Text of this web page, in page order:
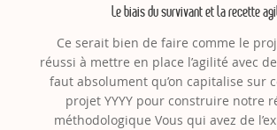
Le biais du survivant et la recette
Ce serait bien de faire comme le
réussi à mettre en place l’agilité avec
faut absolument qu’on capitalise sur
projet YYYY pour construire notre
méthodologique Vous qui avez de